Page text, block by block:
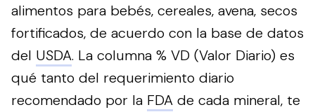
alimentos para bebés, cereales, avena, secos
fortificados, de acuerdo con la base de datos
del USDA. La columna % VD (Valor Diario) es
qué tanto del requerimiento diario
recomendado por la FDA de cada mineral, te